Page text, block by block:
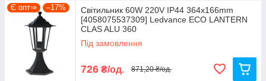
Є опт⇒ –17%
Світильник 60W 220V IP44 364х166mm
[4058075537309] Ledvance ECO LANTERN
CLAS ALU 360
Під замовлення
726 ₴/од. 871,20 ₴/од.